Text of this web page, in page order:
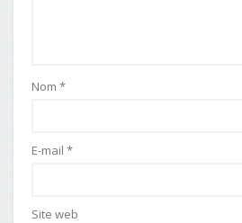
Nom *
E-mail *
Site web